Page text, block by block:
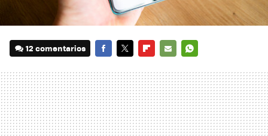
12 comentarios
MAIL